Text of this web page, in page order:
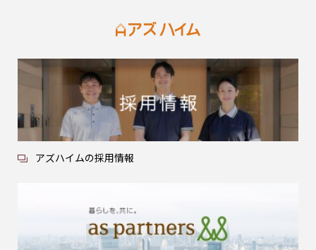
アズハイムの採用情報